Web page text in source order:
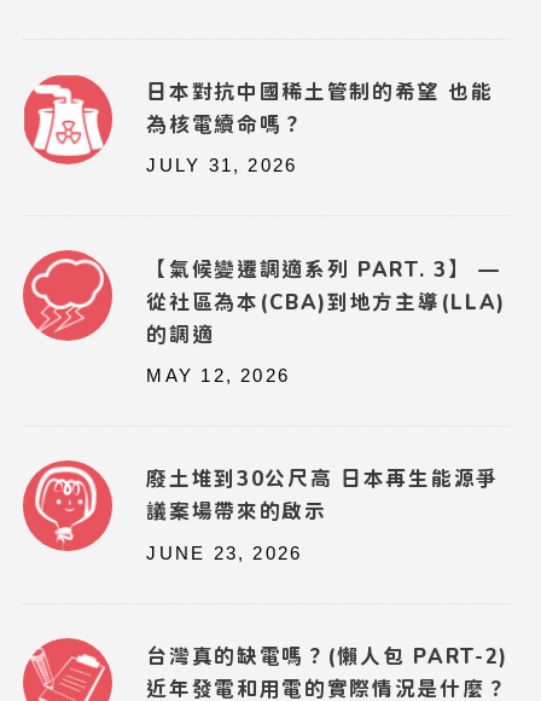
日本對抗中國稀土管制的希望 也能
為核電續命嗎？
JULY 31, 2026
【氣候變遷調適系列 PART. 3】 —
從社區為本(CBA)到地方主導(LLA)
的調適
MAY 12, 2026
廢土堆到30公尺高 日本再生能源爭
議案場帶來的啟示
JUNE 23, 2026
台灣真的缺電嗎？(懶人包 PART-2)
近年發電和用電的實際情況是什麼？